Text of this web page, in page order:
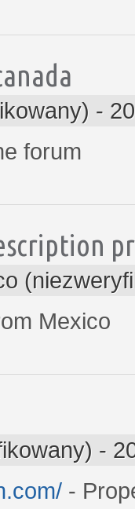
-
forum
Mexico
-
-